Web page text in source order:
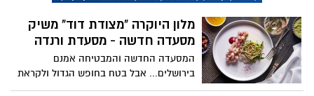
הגב, לספור כוכבים נופלים ולהביט על מופע
מרהיב בשמים.
מלון היוקרה "מצודת דוד" משיק
מסעדה חדשה - מסעדת ורנדה
המסעדה החדשה והמבטיחה אמנם
בירושלים... אבל בטח בחופש הגדול ולקראת
החגים חשבנו שכדאי לרגש את חובבי